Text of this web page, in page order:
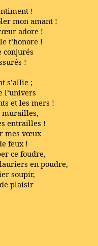
!
mon amant !
adore !
t’honore !
conjurés
!
s’allie ;
l’univers
et les mers !
murailles,
entrailles !
mes vœux
feux !
ce foudre,
en poudre,
soupir,
plaisir